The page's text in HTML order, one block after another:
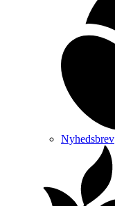
Nyhedsbrev